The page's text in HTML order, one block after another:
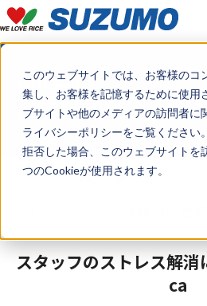
このウェブサイトでは、お客様の
集し、お客様を記憶するために使用
ブサイトや他のメディアの訪問者
ライバシーポリシーをご覧ください。
拒否した場合、このウェブサイト
つのCookieが使用されます。
Testimonials
お客様事例
トップ
お客様事例
スタッフのストレス解
ca